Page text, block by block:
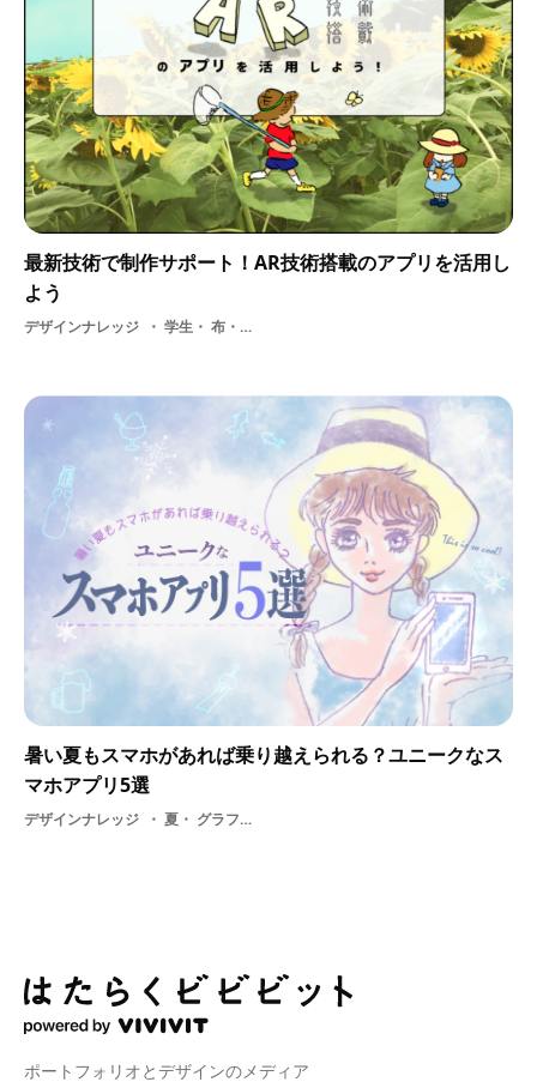
最新技術で制作サポート！AR技術搭載のアプリを活用し
よう
デザインナレッジ 学生・ 布・ デザイン・ AR
暑い夏もスマホがあれば乗り越えられる？ユニークなス
マホアプリ5選
デザインナレッジ 夏・ グラフィック・ app・ smartphone・ スマホ・ ユーザー体験・ UI・ アプリ・ デザイン
ポートフォリオとデザインのメディア